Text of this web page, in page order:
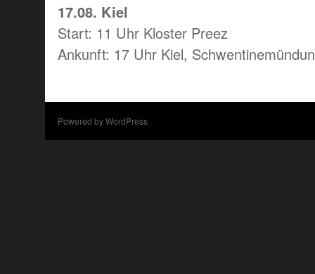
17.08. Kiel
Start: 11 Uhr Kloster Preez
Ankunft: 17 Uhr Kiel,
Powered by WordPress